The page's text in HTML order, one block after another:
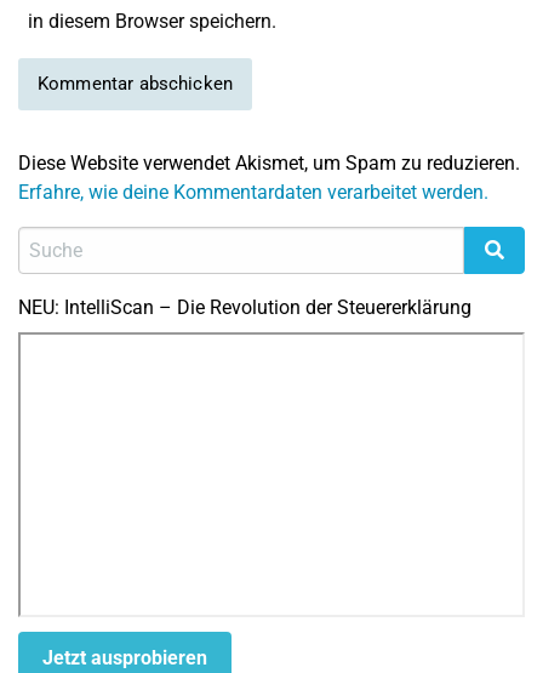
in diesem Browser speichern.
Diese Website verwendet Akismet, um Spam zu reduzieren.
Erfahre, wie deine Kommentardaten verarbeitet werden.
NEU: IntelliScan – Die Revolution der Steuererklärung
Jetzt ausprobieren